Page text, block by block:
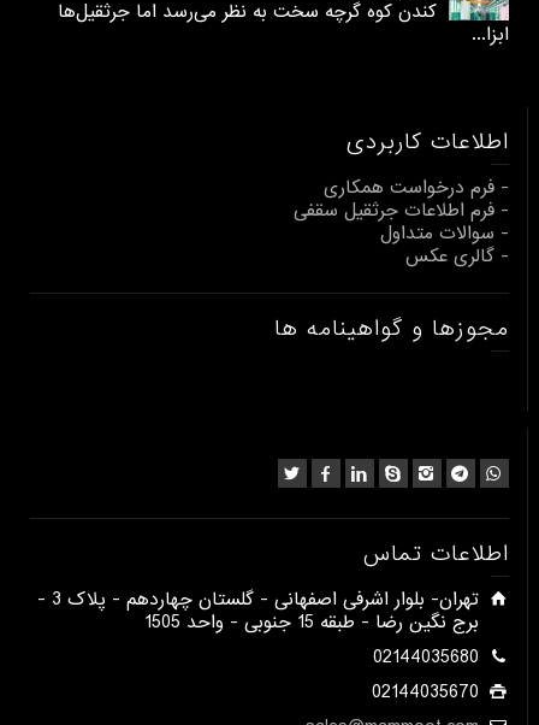
کندن کوه گرچه سخت به نظر می‌رسد اما جرثقیل‌ها
ابزا...
اطلاعات کاربردی
- فرم درخواست همکاری
- فرم اطلاعات جرثقیل سقفی
- سوالات متداول
- گالری عکس
مجوزها و گواهینامه ها
اطلاعات تماس
​تهران- بلوار اشرفی اصفهانی - گلستان چهاردهم - پلاک 3 -
برج نگین رضا - طبقه 15 جنوبی - واحد 1505​
02144035680
02144035670